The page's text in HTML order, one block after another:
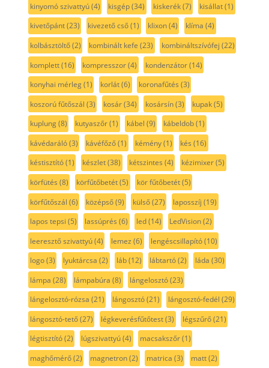
kinyomó szivattyú(4) kisgép(34) kiskerék(7) kisállat(1)
kivetőpánt(23) kivezető cső(1) klixon(4) klíma (4)
kolbásztöltő(2) kombinált kefe (23) kombináltszívófej (22)
komplett(16) kompresszor(4) kondenzátor(14)
konyhai mérleg(1) korlát(6) koronafűtés (3)
koszorú fűtőszál (3) kosár(34) kosársín(3) kupak(5)
kuplung(8) kutyaszőr(1) kábel (9) kábeldob(1)
kávédaráló(3) kávéfőző(1) kémény(1) kés (16)
késtisztító(1) készlet(38) kétszintes (4) kézimixer(5)
körfütés (8) körfűtőbetét(5) kör fűtőbetét(5)
körfűtőszál (6) középső(9) külső(27) laposszíj (19)
lapos tepsi (5) lassúprés (6) led(14) LedVision(2)
leeresztő szivattyú(4) lemez (6) lengéscsillapító(10)
logo(3) lyuktárcsa (2) láb(12) lábtartó(2) láda (30)
lámpa (28) lámpabúra (8) lángelosztó(23)
lángelosztó-rózsa (21) lángosztó(21) lángosztó-fedél (29)
lángosztó-tető(27) légkeverésfűtőtest(3) légszűrő(21)
légtisztító(2) lúgszivattyú(4) macsakszőr(1)
maghőmérő(2) magnetron(2) matrica (3) matt(2)